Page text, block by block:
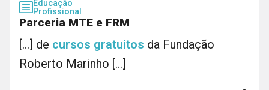
Educação
Profissional
Parceria MTE e FRM
[...] de cursos gratuitos da Fundação
Roberto Marinho [...]